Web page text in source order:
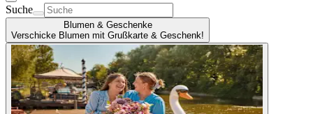
Suche
Blumen & Geschenke
Verschicke Blumen mit Grußkarte & Geschenk!